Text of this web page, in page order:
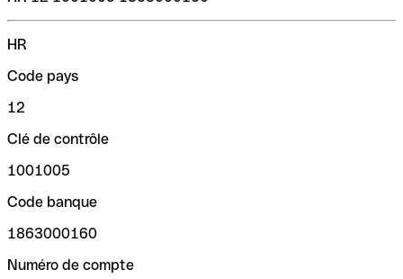
HR
Code pays
12
Clé de contrôle
1001005
Code banque
1863000160
Numéro de compte